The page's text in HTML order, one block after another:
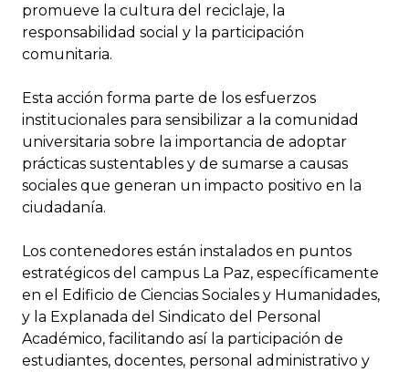
promueve la cultura del reciclaje, la
responsabilidad social y la participación
comunitaria.
Esta acción forma parte de los esfuerzos
institucionales para sensibilizar a la comunidad
universitaria sobre la importancia de adoptar
prácticas sustentables y de sumarse a causas
sociales que generan un impacto positivo en la
ciudadanía.
Los contenedores están instalados en puntos
estratégicos del campus La Paz, específicamente
en el Edificio de Ciencias Sociales y Humanidades,
y la Explanada del Sindicato del Personal
Académico, facilitando así la participación de
estudiantes, docentes, personal administrativo y